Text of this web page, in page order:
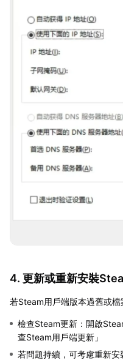
4. 更新或重新安裝
若Steam用戶端版本過舊或檔
檢查Steam更新：開啟
查Steam用戶端更新」
若問題持續，可考慮重新